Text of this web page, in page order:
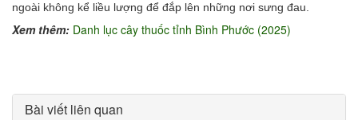
ngoài không kể liều lượng để đắp lên những nơi sưng đau.
Xem thêm: Danh lục cây thuốc tỉnh Bình Phước (2025)
Bài viết liên quan